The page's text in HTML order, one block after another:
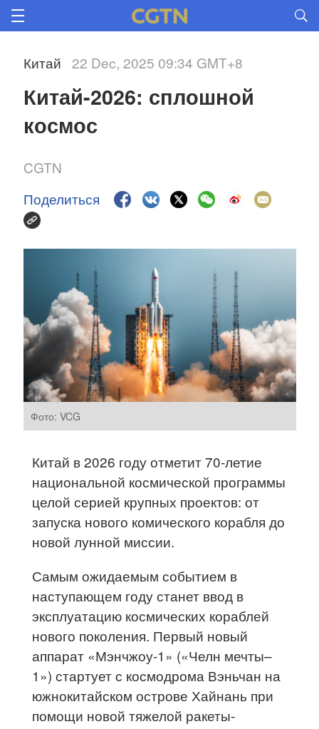
Китай 22 Dec, 2025 09:34 GMT+8
Китай-2026: сплошной
космос
CGTN
Поделиться
Фото: VCG
Китай в 2026 году отметит 70-летие
национальной космической программы
целой серией крупных проектов: от
запуска нового комического корабля до
новой лунной миссии.
Самым ожидаемым событием в
наступающем году станет ввод в
эксплуатацию космических кораблей
нового поколения. Первый новый
аппарат «Мэнчжоу-1» («Челн мечты–
1») стартует с космодрома Вэньчан на
южнокитайском острове Хайнань при
помощи новой тяжелой ракеты-